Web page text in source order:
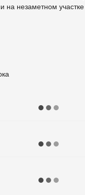
на незаметном участке